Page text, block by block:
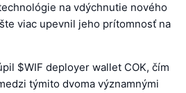
na vdýchnutie nového
viac upevnil jeho prítomnosť na
$WIF deployer wallet COK, čím
týmito dvoma významnými